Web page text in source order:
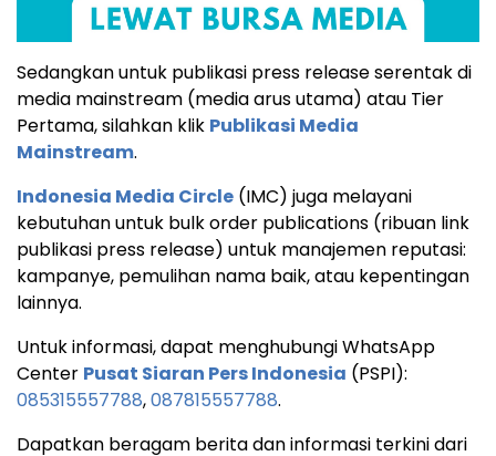
Sedangkan untuk publikasi press release serentak di
media mainstream (media arus utama) atau Tier
Pertama, silahkan klik Publikasi Media
Mainstream.
Indonesia Media Circle (IMC) juga melayani
kebutuhan untuk bulk order publications (ribuan link
publikasi press release) untuk manajemen reputasi:
kampanye, pemulihan nama baik, atau kepentingan
lainnya.
Untuk informasi, dapat menghubungi WhatsApp
Center Pusat Siaran Pers Indonesia (PSPI):
085315557788,087815557788.
Dapatkan beragam berita dan informasi terkini dari